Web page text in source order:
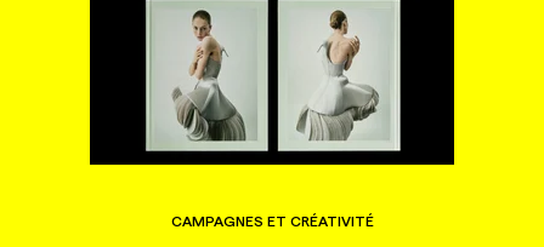
CAMPAGNES ET CRÉATIVITÉ